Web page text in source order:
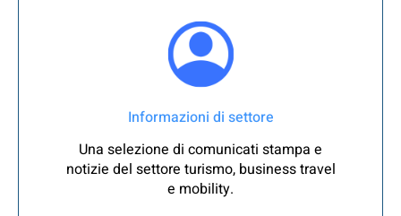
Informazioni di settore
Una selezione di comunicati stampa e
notizie del settore turismo, business travel
e mobility.